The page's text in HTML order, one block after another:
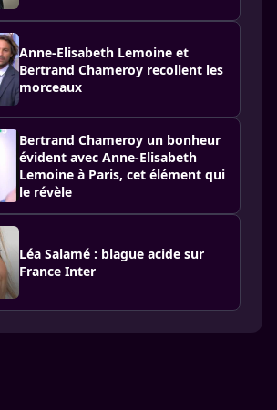
Anne-Elisabeth Lemoine et
Bertrand Chameroy recollent les
morceaux
Bertrand Chameroy un bonheur
évident avec Anne-Elisabeth
Lemoine à Paris, cet élément qui
le révèle
Léa Salamé : blague acide sur
France Inter